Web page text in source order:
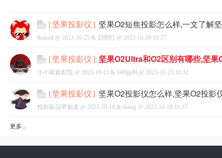
网
[坚果投影仪] 坚果O2短焦投影怎么样,一文了解
lknlonl @ 2023-10-25 & 启明灯 @ 2023-10-26 10:37
[坚果投影仪] 坚果O2Ultra和O2区别有哪些,坚
小小家庭影院 @ 2023-10-23 & 340ijg49 @ 2023-10-23 16:32
[坚果投影仪] 坚果O2投影仪怎么样,坚果O2投影
投影新品早知道 @ 2023-10-18 & sknsg @ 2023-10-18 16:37
更多...